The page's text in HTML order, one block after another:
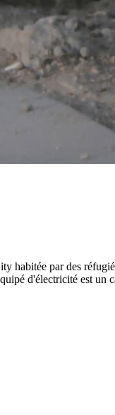
habitée par des
d'électricité est